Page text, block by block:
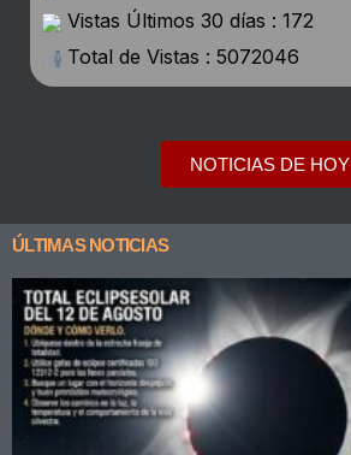
Vistas Últimos 30 días : 172
Total de Vistas : 5072046
NOTICIAS DE HOY
ÚLTIMAS NOTICIAS